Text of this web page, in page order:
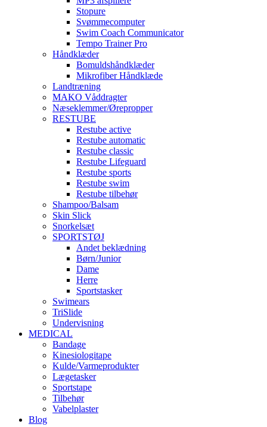
Stopure
Svømmecomputer
Swim Coach Communicator
Tempo Trainer Pro
Håndklæder
Bomuldshåndklæder
Mikrofiber Håndklæde
Landtræning
MAKO Våddragter
Næseklemmer/Ørepropper
RESTUBE
Restube active
Restube automatic
Restube classic
Restube Lifeguard
Restube sports
Restube swim
Restube tilbehør
Shampoo/Balsam
Skin Slick
Snorkelsæt
SPORTSTØJ
Andet beklædning
Børn/Junior
Dame
Herre
Sportstasker
Swimears
TriSlide
Undervisning
MEDICAL
Bandage
Kinesiologitape
Kulde/Varmeprodukter
Lægetasker
Sportstape
Tilbehør
Vabelplaster
Blog